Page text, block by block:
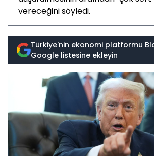
vereceğini söyledi.
Türkiye'nin ekonomi platformu
Google listesine ekleyin